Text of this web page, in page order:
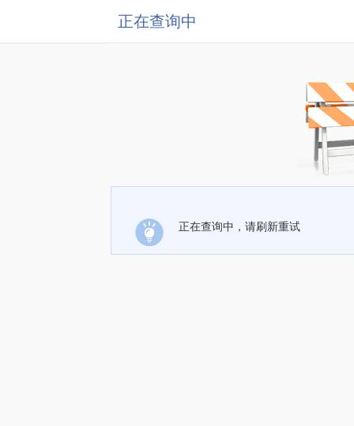
正在查询中
正在查询中，请刷新重试